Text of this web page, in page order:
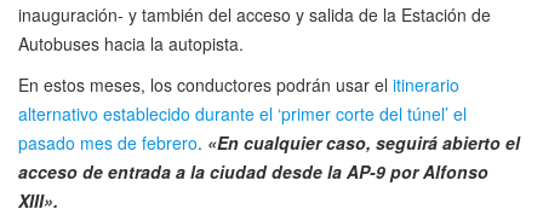
inauguración- y también del acceso y salida de la Estación de
Autobuses hacia la autopista.
En estos meses, los conductores podrán usar el itinerario
alternativo establecido durante el ‘primer corte del túnel’ el
pasado mes de febrero. «En cualquier caso, seguirá abierto el
acceso de entrada a la ciudad desde la AP-9 por Alfonso
XIII».